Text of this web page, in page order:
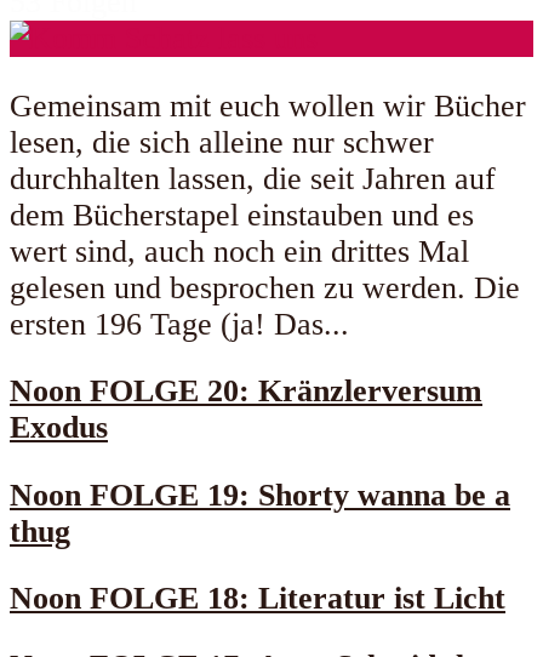
Gemeinsam mit euch wollen wir Bücher
lesen, die sich alleine nur schwer
durchhalten lassen, die seit Jahren auf
dem Bücherstapel einstauben und es
wert sind, auch noch ein drittes Mal
gelesen und besprochen zu werden. Die
ersten 196 Tage (ja! Das...
Noon FOLGE 20: Kränzlerversum
Exodus
Noon FOLGE 19: Shorty wanna be a
thug
Noon FOLGE 18: Literatur ist Licht